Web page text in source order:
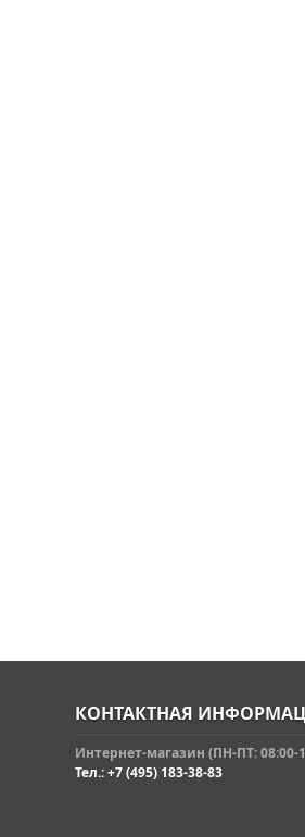
КОНТАКТНАЯ
Интернет-магазин (ПН-ПТ:
Тел.: +7 (495) 183-38-83